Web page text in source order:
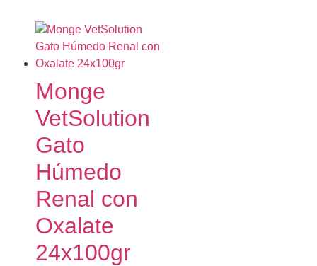
Monge
VetSolution
Gato
Húmedo
Renal con
Oxalate
24x100gr